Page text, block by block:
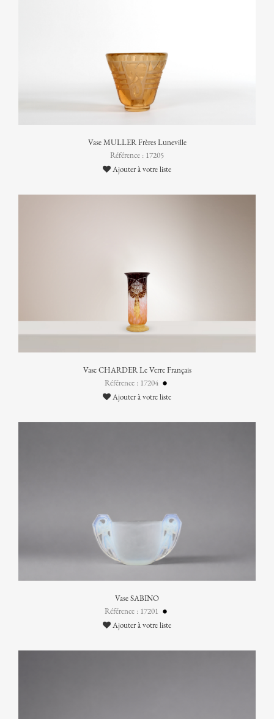
Vase MULLER Frères Luneville
Référence : 17205
Ajouter à votre liste
Vase CHARDER Le Verre Français
Référence : 17204
Ajouter à votre liste
Vase SABINO
Référence : 17201
Ajouter à votre liste